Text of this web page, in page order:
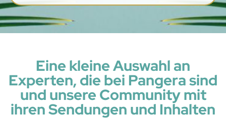
Eine kleine Auswahl an
Experten, die bei Pangera sind
und unsere Community mit
ihren Sendungen und Inhalten